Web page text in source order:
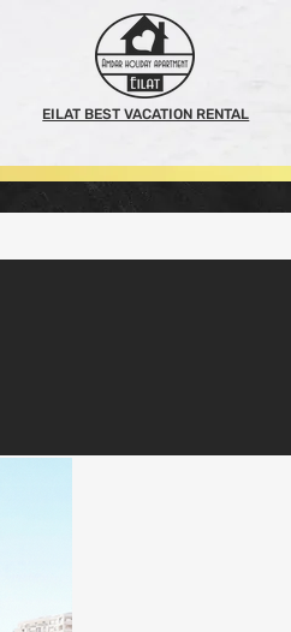
EILAT BEST VACATION RENTAL